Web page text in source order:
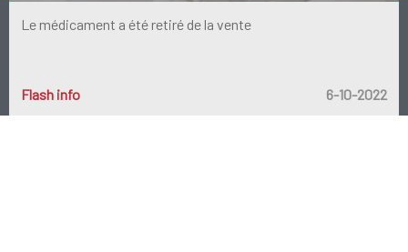
Le médicament a été retiré de la vente
Flash info 6-10-2022